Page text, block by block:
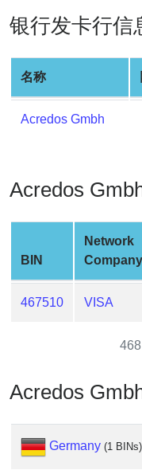
Generator
Banks
Credit
Card
Card
Credit
Card
Generator
BIN
Credit
Card
Checker
银行发卡行信
名称
Acredos Gmbh
Acredos
BIN
Network
Company
467510 VISA
Acredos
Germany (1 BINs)